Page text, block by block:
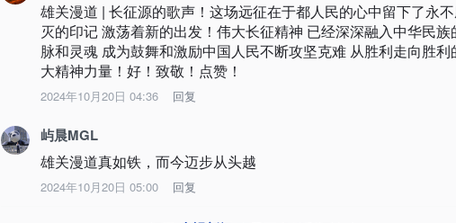
雄关漫道 | 长征源的歌声！这场远征在于都人民的心中留下了永
灭的印记 激荡着新的出发！伟大长征精神 已经深深融入中华民族
脉和灵魂 成为鼓舞和激励中国人民不断攻坚克难 从胜利走向胜利
大精神力量！好！致敬！点赞！
2024年10月20日 04:36 回复
屿晨MGL
雄关漫道真如铁，而今迈步从头越
2024年10月20日 05:00 回复